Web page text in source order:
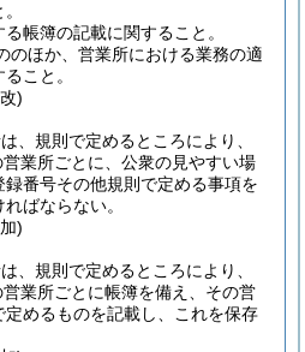
る帳簿の記載に関すること。
のほか、営業所における業務の適
こと。
)
、規則で定めるところにより、
営業所ごとに、公衆の見やすい場
番号その他規則で定める事項を
ばならない。
)
、規則で定めるところにより、
営業所ごとに帳簿を備え、その営
めるものを記載し、これを保存